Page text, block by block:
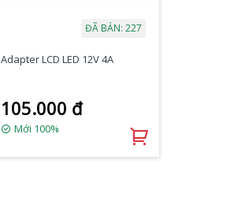
ĐÃ BÁN: 227
Adapter LCD LED 12V 4A
105.000 đ
Mới 100%